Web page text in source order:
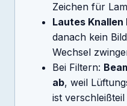
Zeichen für
Lautes Knallen
danach kein
Wechsel
Bei Filtern:
ab, weil
ist